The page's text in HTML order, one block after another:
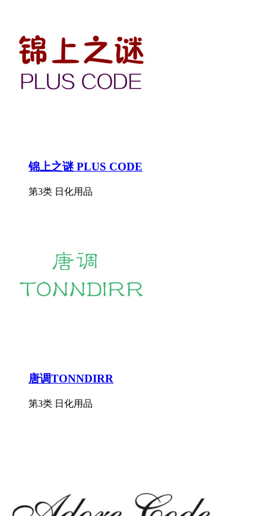
锦上之谜 PLUS CODE
第3类 日化用品
唐调TONNDIRR
第3类 日化用品